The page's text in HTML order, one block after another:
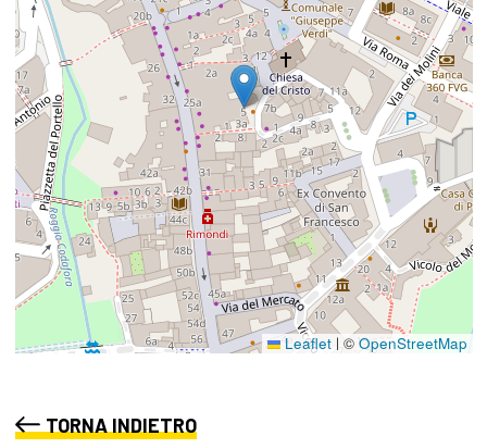
Leaflet | © OpenStreetMap
TORNA INDIETRO